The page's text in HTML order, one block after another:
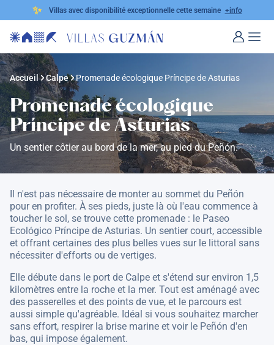
✨ Villas avec disponibilité exceptionnelle cette semaine +info
Accueil Calpe Promenade écologique Príncipe de Asturias
Promenade écologique
Príncipe de Asturias
Un sentier côtier au bord de la mer, au pied du Peñón.
Il n'est pas nécessaire de monter au sommet du Peñón
pour en profiter. À ses pieds, juste là où l'eau commence à
toucher le sol, se trouve cette promenade : le Paseo
Ecológico Príncipe de Asturias. Un sentier court, accessible
et offrant certaines des plus belles vues sur le littoral sans
nécessiter d'efforts ou de vertiges.
Elle débute dans le port de Calpe et s'étend sur environ 1,5
kilomètres entre la roche et la mer. Tout est aménagé avec
des passerelles et des points de vue, et le parcours est
aussi simple qu'agréable. Idéal si vous souhaitez marcher
sans effort, respirer la brise marine et voir le Peñón d'en
bas, qui impose également.